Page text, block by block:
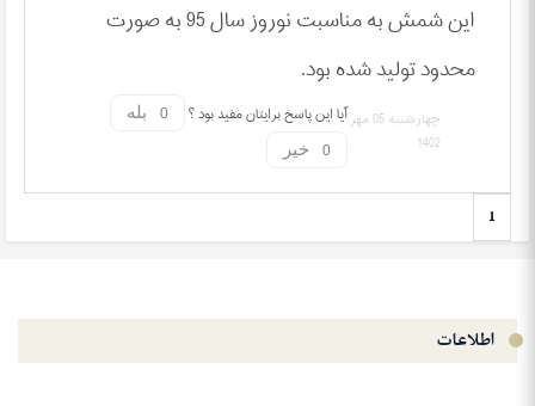
این شمش به مناسبت نوروز سال 95 به صورت
محدود تولید شده بود.
چهارشنبه 05 مهر
1402
آیا این پاسخ برایتان مفید بود ؟
1
اطلاعات